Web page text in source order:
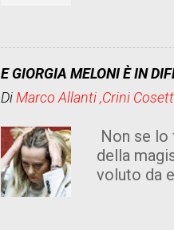
società ,
E GIORGIA MELONI È IN
Di Marco Allanti ,Crini
Non se lo
della
voluto da
ancora